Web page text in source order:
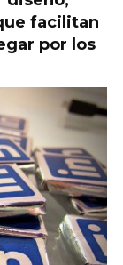
facilitan
por los